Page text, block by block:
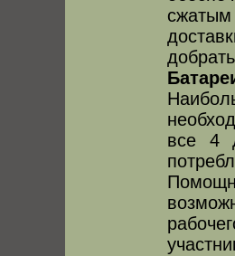
все 4